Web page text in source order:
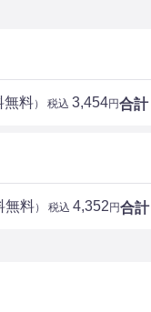
合計
無料） 税込 3,454円
合計
無料） 税込 4,352円